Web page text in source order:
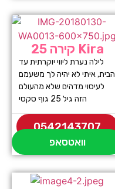
קירה 25 Kira
לילה נערת ליווי יוקרתית עד
הבית, איתי לא יהיה לך משעמם
לעיסוי מדהים שלא מהעולם
הזה גיל 25 גוף סקסי
0542143707
וואטסאפ